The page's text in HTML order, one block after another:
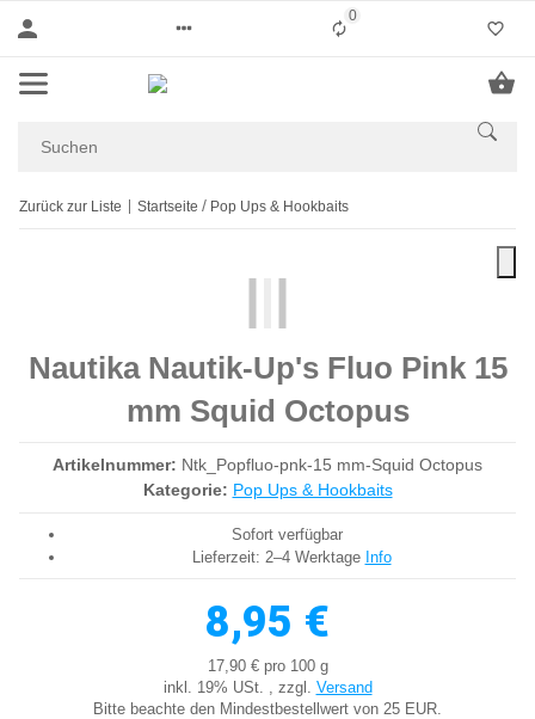
0Liste ist leer
Zurück zur Liste Startseite Pop Ups & Hookbaits
Nautika Nautik-Up's Fluo Pink 15
mm Squid Octopus
Artikelnummer: Ntk_Popfluo-pnk-15 mm-Squid Octopus
Kategorie: Pop Ups & Hookbaits
Sofort verfügbar
Lieferzeit: 2–4 Werktage Info
8,95 €
17,90 € pro 100 g
inkl. 19% USt. , zzgl. Versand
Bitte beachte den Mindestbestellwert von 25 EUR.